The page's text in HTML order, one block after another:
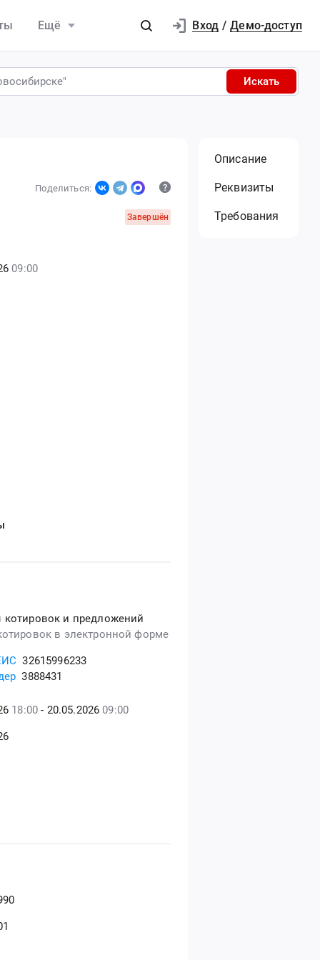
Ещё Вход / Демо-доступ
Искать
Поделиться:
Завершён
09:00
котировок и предложений
в электронной форме
32615996233
3888431
18:00 - 20.05.2026 09:00
Описание
Реквизиты
Требования